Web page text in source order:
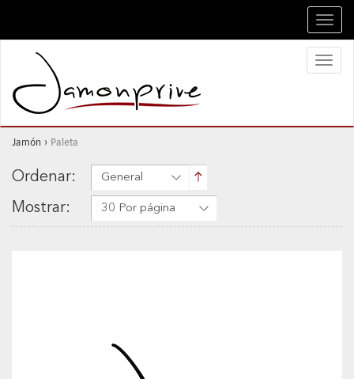
Jamón › Paleta
Ordenar: General
Mostrar: 30 Por página